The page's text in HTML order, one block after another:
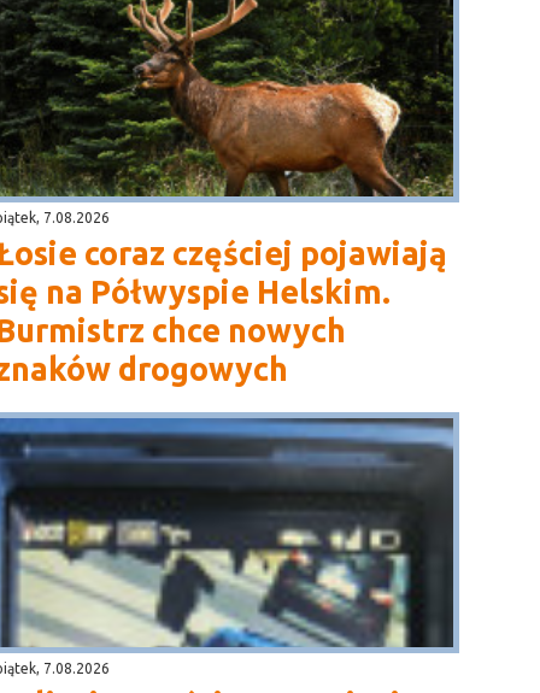
7.08.2026
coraz częściej pojawiają
na Półwyspie Helskim.
chce nowych
drogowych
7.08.2026